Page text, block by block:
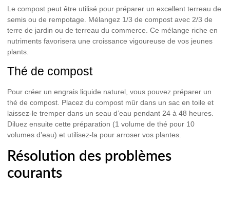
Le compost peut être utilisé pour préparer un excellent terreau de
semis ou de rempotage. Mélangez 1/3 de compost avec 2/3 de
terre de jardin ou de terreau du commerce. Ce mélange riche en
nutriments favorisera une croissance vigoureuse de vos jeunes
plants.
Thé de compost
Pour créer un engrais liquide naturel, vous pouvez préparer un
thé de compost. Placez du compost mûr dans un sac en toile et
laissez-le tremper dans un seau d’eau pendant 24 à 48 heures.
Diluez ensuite cette préparation (1 volume de thé pour 10
volumes d’eau) et utilisez-la pour arroser vos plantes.
Résolution des problèmes
courants